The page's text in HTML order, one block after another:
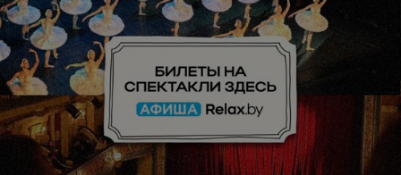
хочется стричь ничего. Хорошо, что и не настояла, а то
подстригла бы ужасно. Пойду к своему мастеру на
окрашивание и попрошу ещё стрижку. А сюда больше
ни ногой. Пусть мастер обратит внимание на свои
чёрно-рыжие волосы и займётся ими, раз любит
раздавать советы.